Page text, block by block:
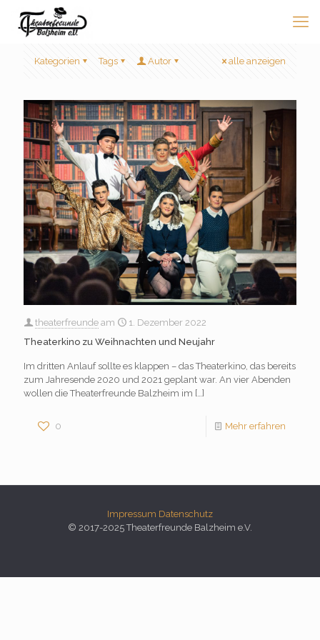
Kategorien Tags Autor alle anzeigen
theaterfreunde am
1. Dezember 2022
Theaterkino zu Weihnachten und Neujahr
Im dritten Anlauf sollte es klappen – das Theaterkino, das bereits
zum Jahresende 2020 und 2021 geplant war. An vier Abenden
wollen die Theaterfreunde Balzheim im […]
0 Mehr erfahren
Impressum Datenschutz
© 2017-2025 Theaterfreunde Balzheim e.V.